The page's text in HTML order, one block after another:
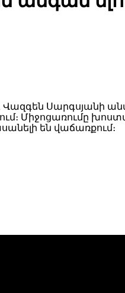
Վազգեն
Միջոցառումը
են վաճառքում։